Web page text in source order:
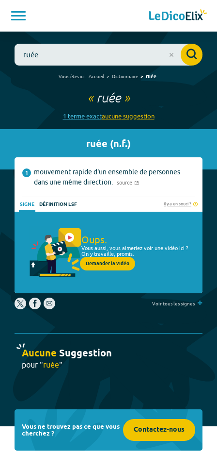
Vous êtes ici : Accueil Dictionnaire ruée
« ruée»
1 termeexactaucunesuggestion
ruée (n.f.)
1
mouvement rapide d'un ensemble de personnes
dans une même direction.
source
SIGNE DÉFINITION LSF Il y a un souci ?
Oups.
Vous aussi, vous aimeriez voir une vidéo ici ?
On y travaille, promis.
Demander la vidéo
Voir tous les signes +
Aucune Suggestion
pour "ruée"
Vous ne trouvez pas ce que vous
cherchez ? Contactez-nous